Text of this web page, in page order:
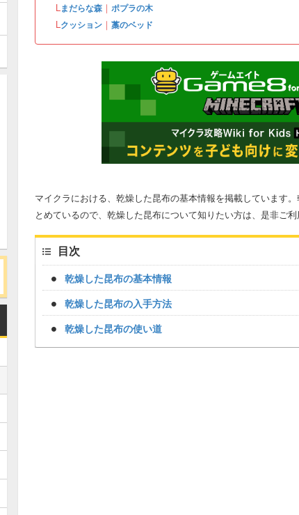
Lまだらな森 ｜ ポプラの木
Lクッション ｜ 藁のベッド
マイクラにおける、乾燥した昆布の基本情報を掲載しています
とめているので、乾燥した昆布について知りたい方は、是非ご
目次
乾燥した昆布の基本情報
乾燥した昆布の入手方法
乾燥した昆布の使い道